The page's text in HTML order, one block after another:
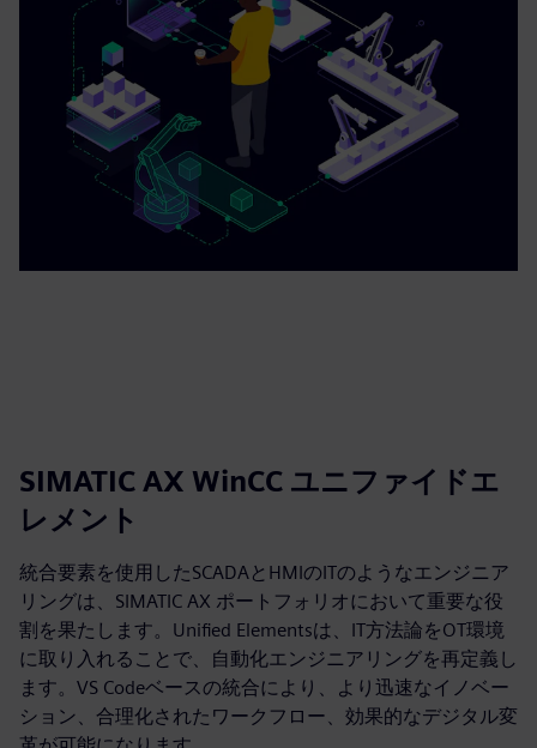
SIMATIC AX WinCC ユニファイドエ
レメント
統合要素を使用したSCADAとHMIのITのようなエンジニア
リングは、SIMATIC AX ポートフォリオにおいて重要な役
割を果たします。Unified Elementsは、IT方法論をOT環境
に取り入れることで、自動化エンジニアリングを再定義し
ます。VS Codeベースの統合により、より迅速なイノベー
ション、合理化されたワークフロー、効果的なデジタル変